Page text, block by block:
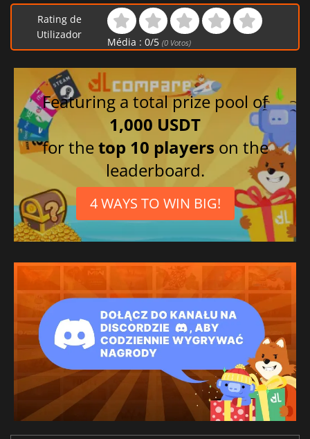
Rating de
Utilizador
Média : 0/5 (0Votos)
Featuring a total prize pool of
1,000 USDT
for thetop 10 players on the
leaderboard.
4 WAYS TO WIN BIG!